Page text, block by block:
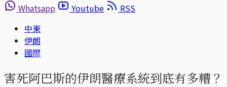
Whatsapp
Youtube
RSS
中東
伊朗
國際
害死阿巴斯的伊朗醫療系統到底有多糟？